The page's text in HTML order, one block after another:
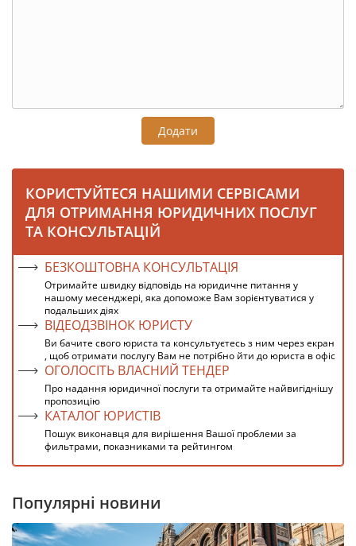
Додати
КОРИСТУЙТЕСЯ НАШИМИ СЕРВІСАМИ
ДЛЯ ОТРИМАННЯ ЮРИДИЧНИХ ПОСЛУГ
ТА КОНСУЛЬТАЦІЙ
БЕЗКОШТОВНА КОНСУЛЬТАЦІЯ
Отримайте швидку відповідь на юридичне питання у
нашому месенджері, яка допоможе Вам зорієнтуватися у
подальших діях
ВІДЕОДЗВІНОК ЮРИСТУ
Ви бачите свого юриста та консультуєтесь з ним через екран
, щоб отримати послугу Вам не потрібно йти до юриста в офіс
ОГОЛОСІТЬ ВЛАСНИЙ ТЕНДЕР
Про надання юридичної послуги та отримайте найвигіднішу
пропозицію
КАТАЛОГ ЮРИСТІВ
Пошук виконавця для вирішення Вашої проблеми за
фильтрами, показниками та рейтингом
Популярні новини